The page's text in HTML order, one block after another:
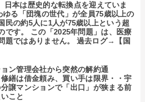
日本は歴史的な転換点を迎えていま
ゆる「団塊の世代」が全員75歳以上の
民の約5人に1人が75歳以上という超
です。 この「2025年問題」は、医療
題ではありません。 過去ログ→【国
ョン管理会社から突然の解約通
繕は借金頼み、買い手は限界・・宇
譲マンションで「出口」が狭まる前
こと